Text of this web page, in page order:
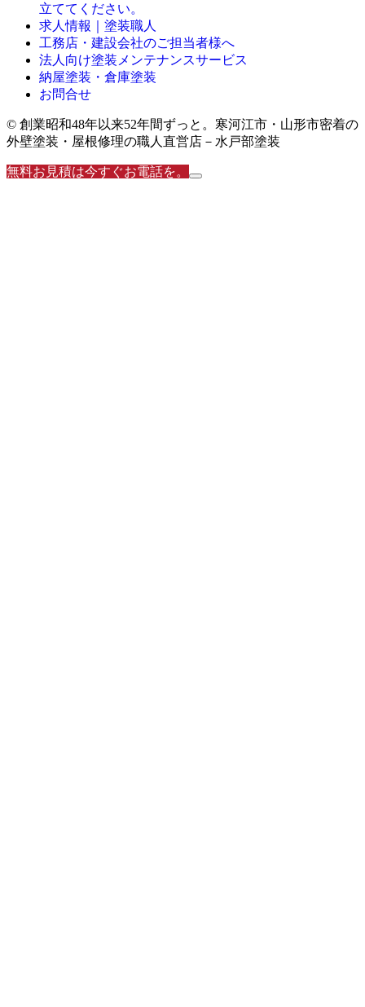
立ててください。
求人情報｜塗装職人
工務店・建設会社のご担当者様へ
法人向け塗装メンテナンスサービス
納屋塗装・倉庫塗装
お問合せ
© 創業昭和48年以来52年間ずっと。寒河江市・山形市密着の
外壁塗装・屋根修理の職人直営店－水戸部塗装
無料お見積は今すぐお電話を。